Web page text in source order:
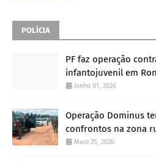
POLÍCIA
PF faz operação
infantojuvenil em
Junho 01, 2026
Operação Dominus
confrontos na zona
Maio 25, 2026